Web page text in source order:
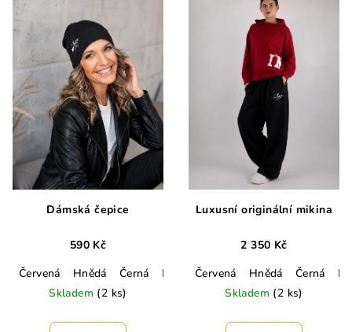
Dámská čepice
590 Kč
Červená
Hnědá Černá Lahvově zelená Smetanová
Skladem (2 ks)
Luxusní originální mikina
2 350 Kč
Červená
Hnědá Černá
Skladem (2 ks)